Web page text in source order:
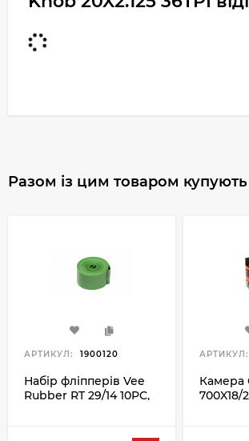
Разом із цим товаром купують
АРТИКУЛ: 1900120
Набір фліпперів Vee
Rubber RT 29/14 10PC,
АРТИКУЛ:
Камера
700X18/